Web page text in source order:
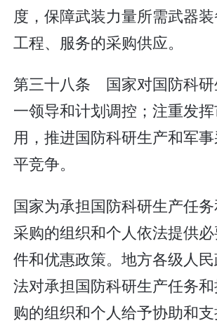
度，保障武装力量所需武器装
工程、服务的采购供应。
第三十八条 国家对国防科研
一领导和计划调控；注重发
用，推进国防科研生产和军
平竞争。
国家为承担国防科研生产任
采购的组织和个人依法提供
件和优惠政策。地方各级人
法对承担国防科研生产任务
购的组织和个人给予协助和支